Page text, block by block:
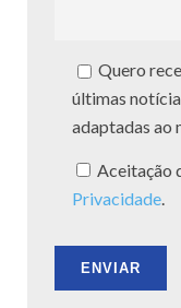
Quero
últimas
adaptadas ao
Aceitação
Privacidade.